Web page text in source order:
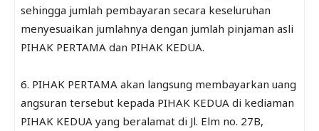
sehingga jumlah pembayaran secara keseluruhan
menyesuaikan jumlahnya dengan jumlah pinjaman asli
PIHAK PERTAMA dan PIHAK KEDUA.
6. PIHAK PERTAMA akan langsung membayarkan uang
angsuran tersebut kepada PIHAK KEDUA di kediaman
PIHAK KEDUA yang beralamat di Jl. Elm no. 27B,